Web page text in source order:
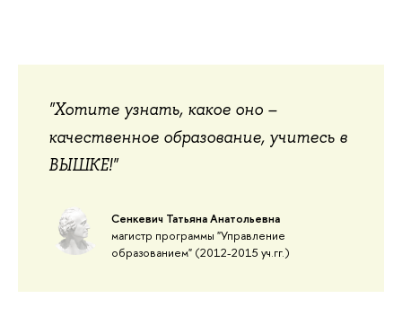
"Хотите узнать, какое оно –
качественное образование, учитесь в
ВЫШКЕ!"
Сенкевич Татьяна Анатольевна
магистр программы "Управление
образованием" (2012-2015 уч.гг.)